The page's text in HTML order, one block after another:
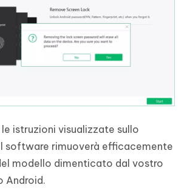
istruzioni visualizzate sullo
software rimuoverà efficacemente
modello dimenticato dal vostro
Android.